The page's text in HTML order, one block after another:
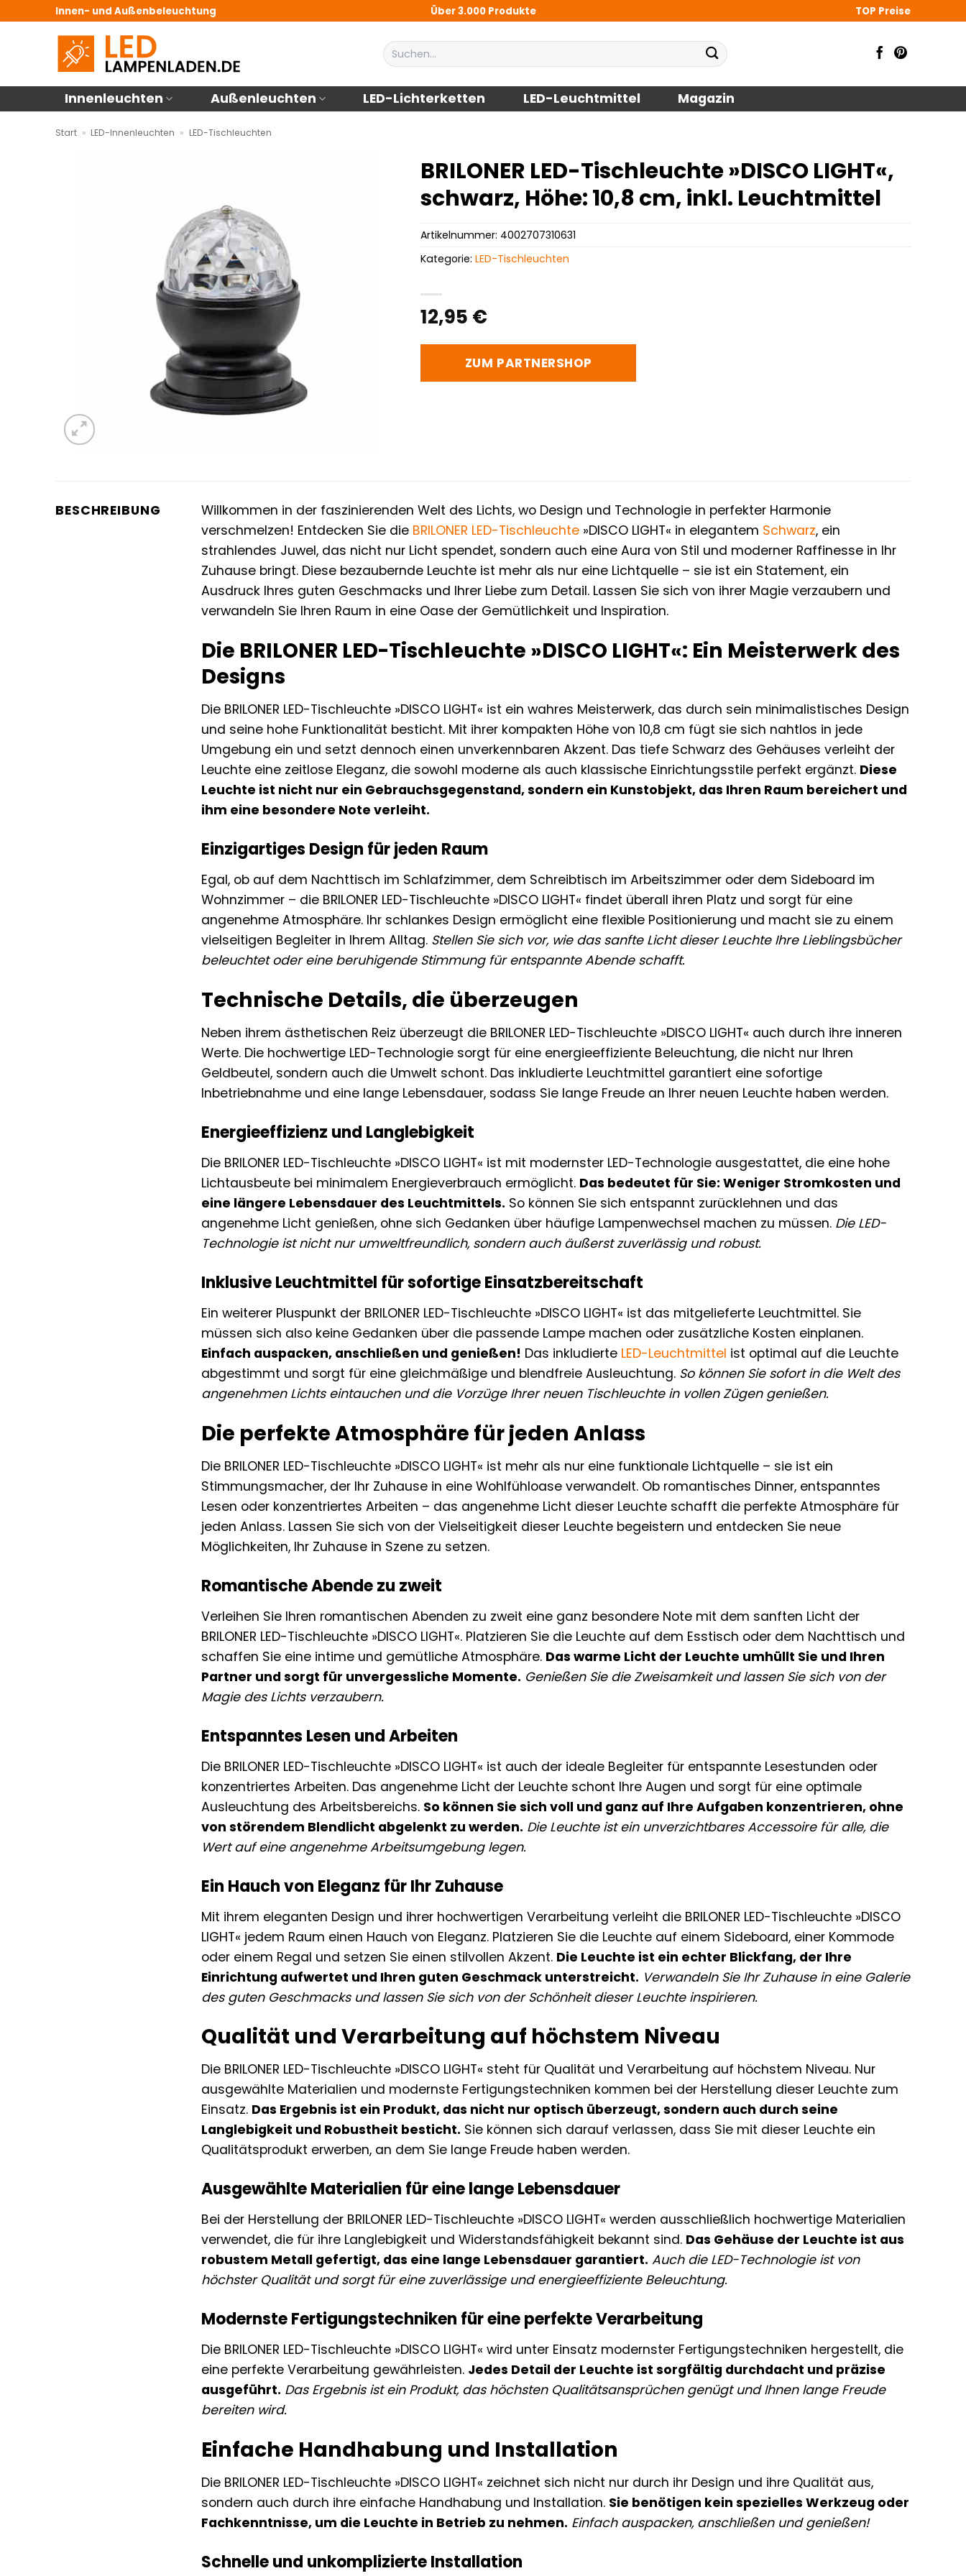
Innen- und Außenbeleuchtung Über 3.000 Produkte TOP Preise
Suchen
nach:
Innenleuchten Außenleuchten LED-Lichterketten LED-Leuchtmittel Magazin
Start » LED-Innenleuchten » LED-Tischleuchten
BRILONER LED-Tischleuchte »DISCO LIGHT«,
schwarz, Höhe: 10,8 cm, inkl. Leuchtmittel
12,95 €
ZUM PARTNERSHOP
Artikelnummer: 4002707310631
Kategorie:LED-Tischleuchten
BESCHREIBUNG
Willkommen in der faszinierenden Welt des Lichts, wo Design und Technologie in perfekter Harmonie
verschmelzen! Entdecken Sie die BRILONER LED-Tischleuchte »DISCO LIGHT« in elegantem Schwarz, ein
strahlendes Juwel, das nicht nur Licht spendet, sondern auch eine Aura von Stil und moderner Raffinesse in Ihr
Zuhause bringt. Diese bezaubernde Leuchte ist mehr als nur eine Lichtquelle – sie ist ein Statement, ein
Ausdruck Ihres guten Geschmacks und Ihrer Liebe zum Detail. Lassen Sie sich von ihrer Magie verzaubern und
verwandeln Sie Ihren Raum in eine Oase der Gemütlichkeit und Inspiration.
Die BRILONER LED-Tischleuchte »DISCO LIGHT«: Ein Meisterwerk des
Designs
Die BRILONER LED-Tischleuchte »DISCO LIGHT« ist ein wahres Meisterwerk, das durch sein minimalistisches Design
und seine hohe Funktionalität besticht. Mit ihrer kompakten Höhe von 10,8 cm fügt sie sich nahtlos in jede
Umgebung ein und setzt dennoch einen unverkennbaren Akzent. Das tiefe Schwarz des Gehäuses verleiht der
Leuchte eine zeitlose Eleganz, die sowohl moderne als auch klassische Einrichtungsstile perfekt ergänzt. Diese
Leuchte ist nicht nur ein Gebrauchsgegenstand, sondern ein Kunstobjekt, das Ihren Raum bereichert und
ihm eine besondere Note verleiht.
Einzigartiges Design für jeden Raum
Egal, ob auf dem Nachttisch im Schlafzimmer, dem Schreibtisch im Arbeitszimmer oder dem Sideboard im
Wohnzimmer – die BRILONER LED-Tischleuchte »DISCO LIGHT« findet überall ihren Platz und sorgt für eine
angenehme Atmosphäre. Ihr schlankes Design ermöglicht eine flexible Positionierung und macht sie zu einem
vielseitigen Begleiter in Ihrem Alltag. Stellen Sie sich vor, wie das sanfte Licht dieser Leuchte Ihre Lieblingsbücher
beleuchtet oder eine beruhigende Stimmung für entspannte Abende schafft.
Technische Details, die überzeugen
Neben ihrem ästhetischen Reiz überzeugt die BRILONER LED-Tischleuchte »DISCO LIGHT« auch durch ihre inneren
Werte. Die hochwertige LED-Technologie sorgt für eine energieeffiziente Beleuchtung, die nicht nur Ihren
Geldbeutel, sondern auch die Umwelt schont. Das inkludierte Leuchtmittel garantiert eine sofortige
Inbetriebnahme und eine lange Lebensdauer, sodass Sie lange Freude an Ihrer neuen Leuchte haben werden.
Energieeffizienz und Langlebigkeit
Die BRILONER LED-Tischleuchte »DISCO LIGHT« ist mit modernster LED-Technologie ausgestattet, die eine hohe
Lichtausbeute bei minimalem Energieverbrauch ermöglicht. Das bedeutet für Sie: Weniger Stromkosten und
eine längere Lebensdauer des Leuchtmittels. So können Sie sich entspannt zurücklehnen und das
angenehme Licht genießen, ohne sich Gedanken über häufige Lampenwechsel machen zu müssen. Die LED-
Technologie ist nicht nur umweltfreundlich, sondern auch äußerst zuverlässig und robust.
Inklusive Leuchtmittel für sofortige Einsatzbereitschaft
Ein weiterer Pluspunkt der BRILONER LED-Tischleuchte »DISCO LIGHT« ist das mitgelieferte Leuchtmittel. Sie
müssen sich also keine Gedanken über die passende Lampe machen oder zusätzliche Kosten einplanen.
Einfach auspacken, anschließen und genießen! Das inkludierte LED-Leuchtmittel ist optimal auf die Leuchte
abgestimmt und sorgt für eine gleichmäßige und blendfreie Ausleuchtung. So können Sie sofort in die Welt des
angenehmen Lichts eintauchen und die Vorzüge Ihrer neuen Tischleuchte in vollen Zügen genießen.
Die perfekte Atmosphäre für jeden Anlass
Die BRILONER LED-Tischleuchte »DISCO LIGHT« ist mehr als nur eine funktionale Lichtquelle – sie ist ein
Stimmungsmacher, der Ihr Zuhause in eine Wohlfühloase verwandelt. Ob romantisches Dinner, entspanntes
Lesen oder konzentriertes Arbeiten – das angenehme Licht dieser Leuchte schafft die perfekte Atmosphäre für
jeden Anlass. Lassen Sie sich von der Vielseitigkeit dieser Leuchte begeistern und entdecken Sie neue
Möglichkeiten, Ihr Zuhause in Szene zu setzen.
Romantische Abende zu zweit
Verleihen Sie Ihren romantischen Abenden zu zweit eine ganz besondere Note mit dem sanften Licht der
BRILONER LED-Tischleuchte »DISCO LIGHT«. Platzieren Sie die Leuchte auf dem Esstisch oder dem Nachttisch und
schaffen Sie eine intime und gemütliche Atmosphäre. Das warme Licht der Leuchte umhüllt Sie und Ihren
Partner und sorgt für unvergessliche Momente. Genießen Sie die Zweisamkeit und lassen Sie sich von der
Magie des Lichts verzaubern.
Entspanntes Lesen und Arbeiten
Die BRILONER LED-Tischleuchte »DISCO LIGHT« ist auch der ideale Begleiter für entspannte Lesestunden oder
konzentriertes Arbeiten. Das angenehme Licht der Leuchte schont Ihre Augen und sorgt für eine optimale
Ausleuchtung des Arbeitsbereichs. So können Sie sich voll und ganz auf Ihre Aufgaben konzentrieren, ohne
von störendem Blendlicht abgelenkt zu werden. Die Leuchte ist ein unverzichtbares Accessoire für alle, die
Wert auf eine angenehme Arbeitsumgebung legen.
Ein Hauch von Eleganz für Ihr Zuhause
Mit ihrem eleganten Design und ihrer hochwertigen Verarbeitung verleiht die BRILONER LED-Tischleuchte »DISCO
LIGHT« jedem Raum einen Hauch von Eleganz. Platzieren Sie die Leuchte auf einem Sideboard, einer Kommode
oder einem Regal und setzen Sie einen stilvollen Akzent. Die Leuchte ist ein echter Blickfang, der Ihre
Einrichtung aufwertet und Ihren guten Geschmack unterstreicht. Verwandeln Sie Ihr Zuhause in eine Galerie
des guten Geschmacks und lassen Sie sich von der Schönheit dieser Leuchte inspirieren.
Qualität und Verarbeitung auf höchstem Niveau
Die BRILONER LED-Tischleuchte »DISCO LIGHT« steht für Qualität und Verarbeitung auf höchstem Niveau. Nur
ausgewählte Materialien und modernste Fertigungstechniken kommen bei der Herstellung dieser Leuchte zum
Einsatz. Das Ergebnis ist ein Produkt, das nicht nur optisch überzeugt, sondern auch durch seine
Langlebigkeit und Robustheit besticht. Sie können sich darauf verlassen, dass Sie mit dieser Leuchte ein
Qualitätsprodukt erwerben, an dem Sie lange Freude haben werden.
Ausgewählte Materialien für eine lange Lebensdauer
Bei der Herstellung der BRILONER LED-Tischleuchte »DISCO LIGHT« werden ausschließlich hochwertige Materialien
verwendet, die für ihre Langlebigkeit und Widerstandsfähigkeit bekannt sind. Das Gehäuse der Leuchte ist aus
robustem Metall gefertigt, das eine lange Lebensdauer garantiert. Auch die LED-Technologie ist von
höchster Qualität und sorgt für eine zuverlässige und energieeffiziente Beleuchtung.
Modernste Fertigungstechniken für eine perfekte Verarbeitung
Die BRILONER LED-Tischleuchte »DISCO LIGHT« wird unter Einsatz modernster Fertigungstechniken hergestellt, die
eine perfekte Verarbeitung gewährleisten. Jedes Detail der Leuchte ist sorgfältig durchdacht und präzise
ausgeführt. Das Ergebnis ist ein Produkt, das höchsten Qualitätsansprüchen genügt und Ihnen lange Freude
bereiten wird.
Einfache Handhabung und Installation
Die BRILONER LED-Tischleuchte »DISCO LIGHT« zeichnet sich nicht nur durch ihr Design und ihre Qualität aus,
sondern auch durch ihre einfache Handhabung und Installation. Sie benötigen kein spezielles Werkzeug oder
Fachkenntnisse, um die Leuchte in Betrieb zu nehmen. Einfach auspacken, anschließen und genießen!
Schnelle und unkomplizierte Installation